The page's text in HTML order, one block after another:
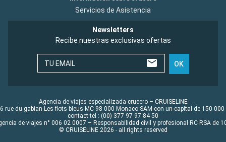
Servicios de Asistencia
Newsletters
Recibe nuestras exclusivas ofertas
TU EMAIL OK
Agencia de viajes especializada crucero – CRUISELINE
rue du gabian Les flots bleus MC 98 000 Monaco SAM con un capital de 150 000
contact tel : (00) 377 97 97 84 50
de viajes n° 006 02 0007 – Responsabilidad civil y profesional RC RSA de
© CRUISELINE 2026 - all rights reserved